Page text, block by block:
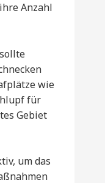
Anzahl
wie
für
Gebiet
um das